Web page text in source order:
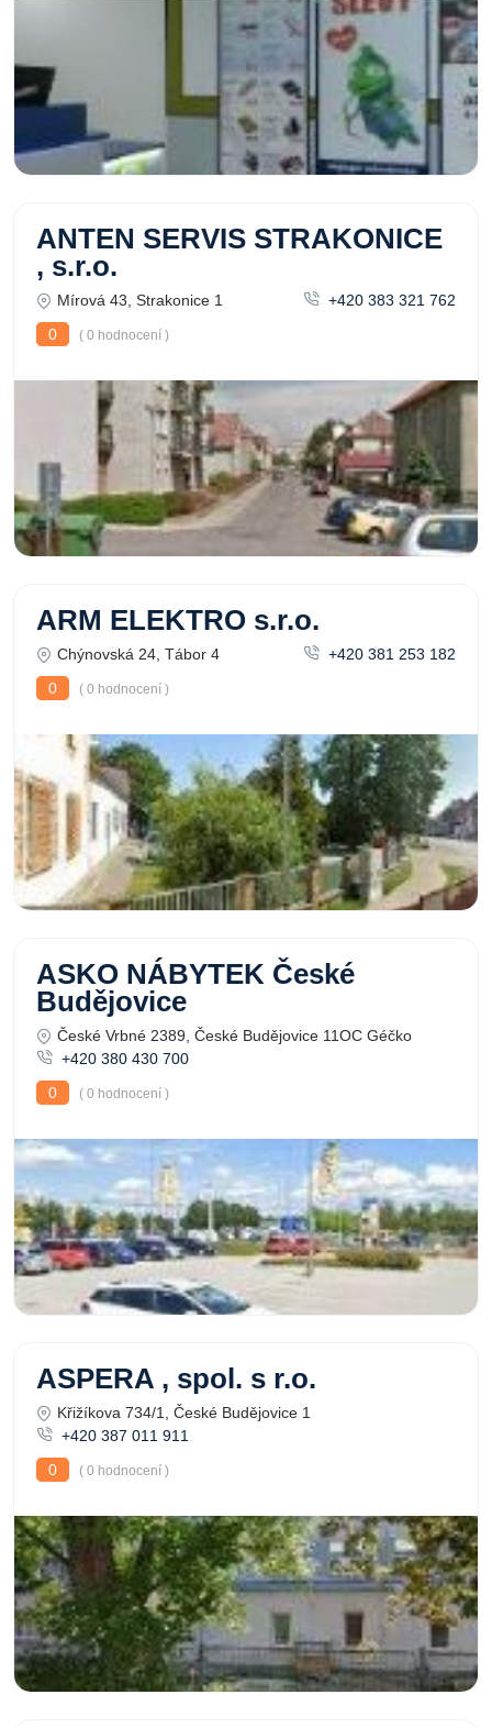
ANTEN SERVIS STRAKONICE
, s.r.o.
Mírová 43, Strakonice 1
+420 383 321 762
0
( 0 hodnocení )
ARM ELEKTRO s.r.o.
Chýnovská 24, Tábor 4
+420 381 253 182
0
( 0 hodnocení )
ASKO NÁBYTEK České
Budějovice
České Vrbné 2389, České Budějovice 11OC Géčko
+420 380 430 700
0
( 0 hodnocení )
ASPERA , spol. s r.o.
Křižíkova 734/1, České Budějovice 1
+420 387 011 911
0
( 0 hodnocení )